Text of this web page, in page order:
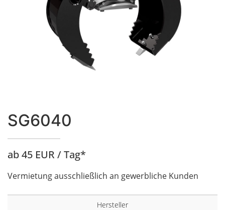
SG6040
ab 45 EUR / Tag*
Vermietung ausschließlich an gewerbliche Kunden
Hersteller